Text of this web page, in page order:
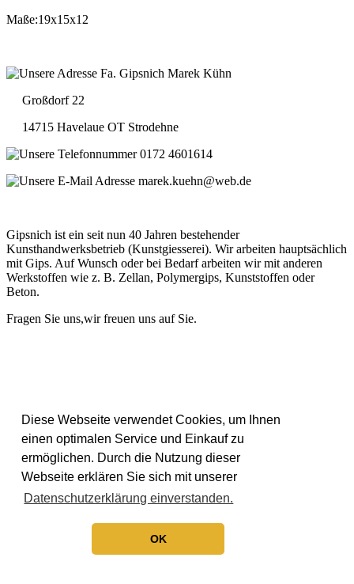
Diese Webseite verwendet Cookies, um Ihnen
einen optimalen Service und Einkauf zu
ermöglichen. Durch die Nutzung dieser
Webseite erklären Sie sich mit unserer
Datenschutzerklärung einverstanden.
OK
Maße:19x15x12
Fa. Gipsnich Marek Kühn
Großdorf 22
14715 Havelaue OT Strodehne
0172 4601614
marek.kuehn@web.de
Gipsnich ist ein seit nun 40 Jahren bestehender
Kunsthandwerksbetrieb (Kunstgiesserei). Wir arbeiten hauptsächlich
mit Gips. Auf Wunsch oder bei Bedarf arbeiten wir mit anderen
Werkstoffen wie z. B. Zellan, Polymergips, Kunststoffen oder
Beton.
Fragen Sie uns,wir freuen uns auf Sie.